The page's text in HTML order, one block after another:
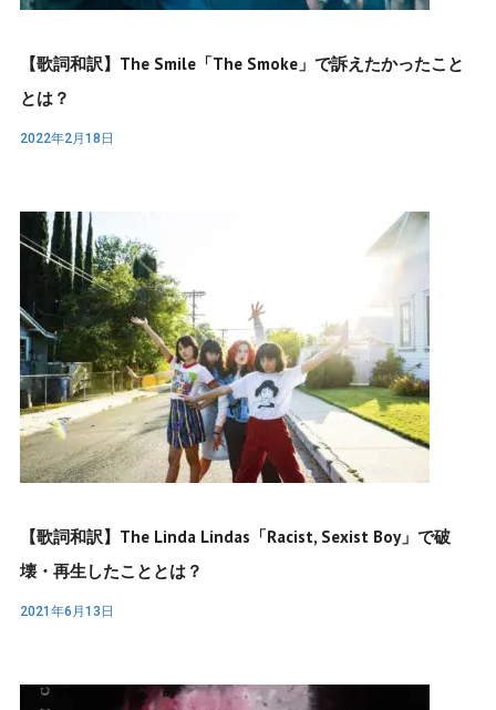
【歌詞和訳】The Smile「The Smoke」で訴えたかったこと
とは？
2022年2月18日
【歌詞和訳】The Linda Lindas「Racist, Sexist Boy」で破
壊・再生したこととは？
2021年6月13日